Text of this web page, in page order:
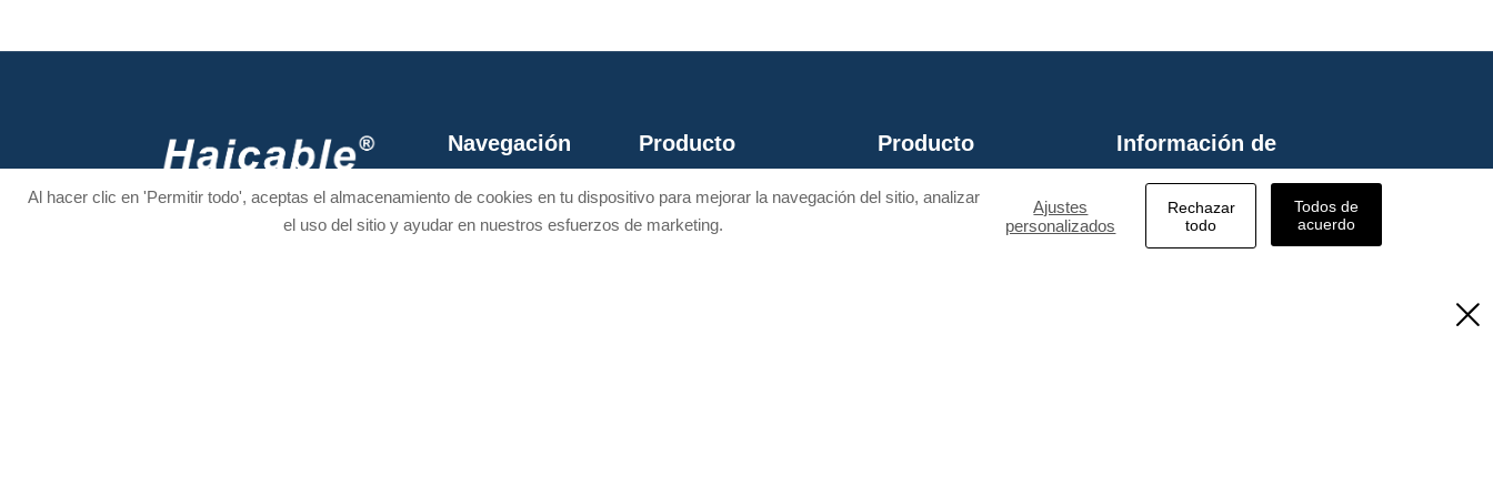
Mantente
Navegación
Acerca de
Producto
Pelacables
Accesorios para cables
Producto
Herramientas de crimpar
Información de
contacto

Al hacer clic en 'Permitir todo', aceptas el almacenamiento de cookies en tu dispositivo para mejorar la navegación del sitio, analizar
el uso del sitio y ayudar en nuestros esfuerzos de marketing.
Ajustes
personalizados
Rechazar
todo
Todos de
acuerdo